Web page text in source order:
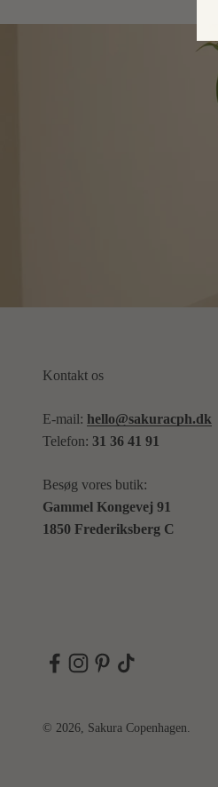
Kontakt os
E-mail: hello@sakuracph.dk
Telefon: 31 36 41 91
Besøg vores butik:
Gammel Kongevej 91
1850 Frederiksberg C
© 2026, Sakura Copenhagen.